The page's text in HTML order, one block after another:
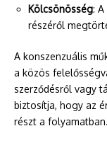
Kölcsönösség:
részéről
A konszenzuális
a közös
szerződésről vagy
biztosítja, hogy az
részt a folyamatban.